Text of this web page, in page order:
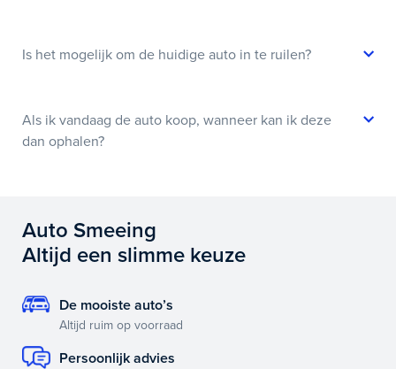
Is het mogelijk om de huidige auto in te ruilen?
Als ik vandaag de auto koop, wanneer kan ik deze
dan ophalen?
Auto Smeeing
Altijd een slimme keuze
De mooiste auto’s
Altijd ruim op voorraad
Persoonlijk advies